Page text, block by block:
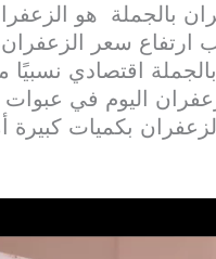
بالجملة هو
سعر
اقتصادي نسبيًا
اليوم في عبوات
بكميات كبيرة